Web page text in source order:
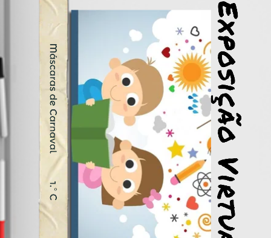
Máscaras de Carnaval 1.º C Exposição Virtual